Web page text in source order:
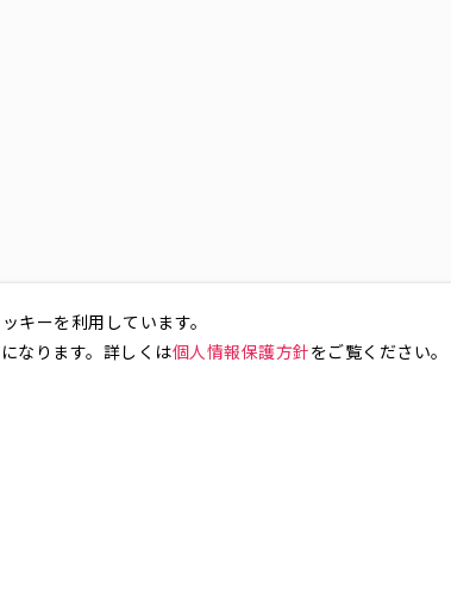
キーを利用しています。
なります。詳しくは個人情報保護方針をご覧ください。